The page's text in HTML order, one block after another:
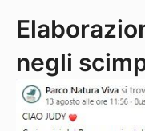
negli